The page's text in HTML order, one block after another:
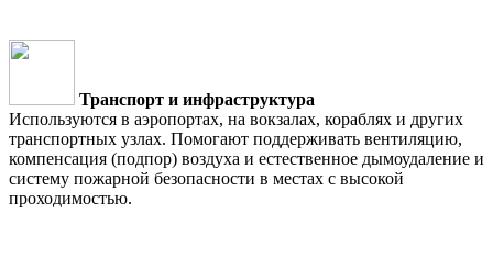
Транспорт и инфраструктура
Используются в аэропортах, на вокзалах, кораблях и других
транспортных узлах. Помогают поддерживать вентиляцию,
компенсация (подпор) воздуха и естественное дымоудаление и
систему пожарной безопасности в местах с высокой
проходимостью.